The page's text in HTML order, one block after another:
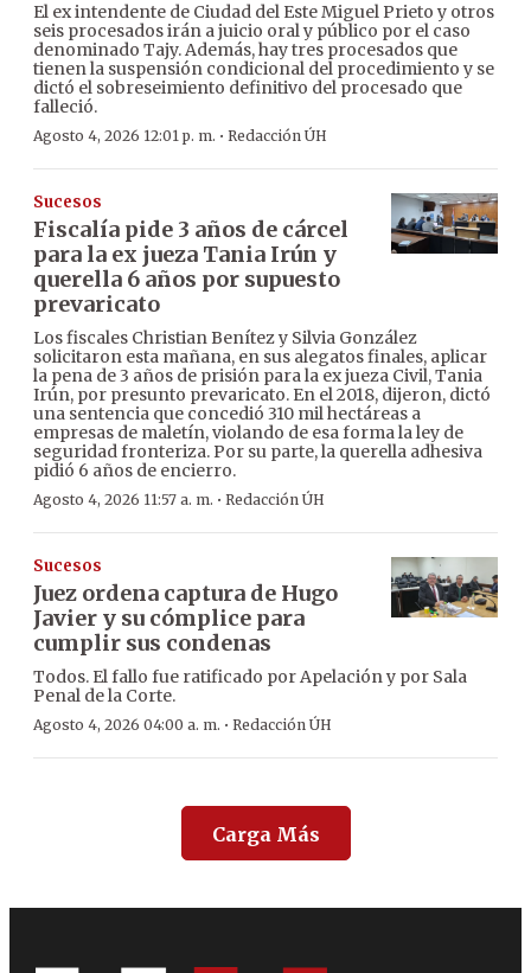
El ex intendente de Ciudad del Este Miguel Prieto y otros
seis procesados irán a juicio oral y público por el caso
denominado Tajy. Además, hay tres procesados que
tienen la suspensión condicional del procedimiento y se
dictó el sobreseimiento definitivo del procesado que
falleció.
Agosto 4, 2026 12:01 p. m. · Redacción ÚH
Sucesos
Fiscalía pide 3 años de cárcel
para la ex jueza Tania Irún y
querella 6 años por supuesto
prevaricato
Los fiscales Christian Benítez y Silvia González
solicitaron esta mañana, en sus alegatos finales, aplicar
la pena de 3 años de prisión para la ex jueza Civil, Tania
Irún, por presunto prevaricato. En el 2018, dijeron, dictó
una sentencia que concedió 310 mil hectáreas a
empresas de maletín, violando de esa forma la ley de
seguridad fronteriza. Por su parte, la querella adhesiva
pidió 6 años de encierro.
Agosto 4, 2026 11:57 a. m. · Redacción ÚH
Sucesos
Juez ordena captura de Hugo
Javier y su cómplice para
cumplir sus condenas
Todos. El fallo fue ratificado por Apelación y por Sala
Penal de la Corte.
Agosto 4, 2026 04:00 a. m. · Redacción ÚH
Carga Más